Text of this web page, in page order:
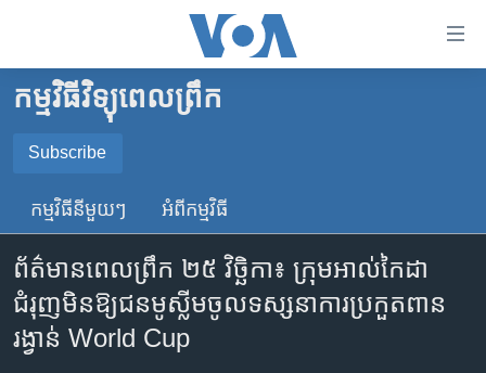
គេហទំព័រ​
ទាក់ទង
រំលង​
ទំព័រ​
ព័ត៌មាន​​
តែ​
ម្តង
រំលង​
កម្ពុជា
អន្តរជាតិ
ចិន
ហេឡូវីអូអេ
កម្ពុជាច្នៃប្រតិដ្ឋ
ព្រឹត្តិការណ៍ព័ត៌មាន
កម្មវិធីវិទ្យុពេលព្រឹក
Subscribe
SUBSCRIBE
YouTube Music
Spotify
កម្មវិធី​នីមួយៗ អំពី​កម្មវិធី​
ព័ត៌មានពេលព្រឹក ២៥ វិច្ឆិកា៖ ក្រុម​អាល់កៃដា​
ជំរុញ​មិន​ឱ្យ​ជន​មូស្លីម​ចូល​ទស្សនា​ការ​ប្រកួត​ពាន​
រង្វាន់ ​World Cup